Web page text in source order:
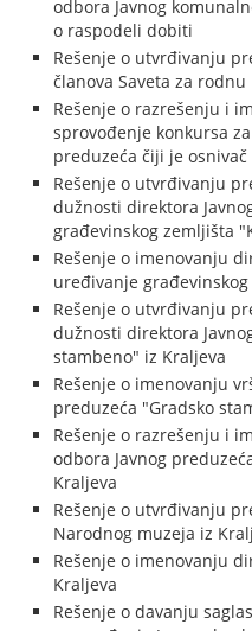
odbora Javnog
o raspodeli dobiti
Rešenje o utvrđivanju
članova Saveta za
Rešenje o razrešenju i
sprovođenje konkursa
preduzeća čiji je
Rešenje o utvrđivanju
dužnosti direktora
građevinskog zemljišta
Rešenje o imenovanju
uređivanje
Rešenje o utvrđivanju
dužnosti direktora
stambeno" iz Kraljeva
Rešenje o imenovanju
preduzeća "Gradsko
Rešenje o razrešenju i
odbora Javnog
Kraljeva
Rešenje o utvrđivanju
Narodnog muzeja iz
Rešenje o imenovanju
Kraljeva
Rešenje o davanju